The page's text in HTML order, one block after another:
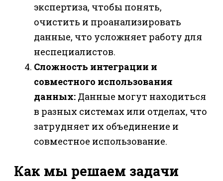
экспертиза, чтобы понять,
очистить и проанализировать
данные, что усложняет работу для
неспециалистов.
Сложность интеграции и
совместного использования
данных: Данные могут находиться
в разных системах или отделах, что
затрудняет их объединение и
совместное использование.
Как мы решаем задачи